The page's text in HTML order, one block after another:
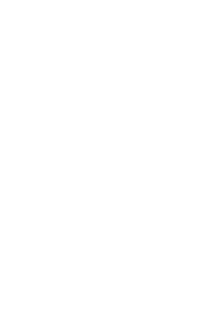
臺灣體育大學 球類
立高雄大學 運動競技
立高雄大學 運動競
高雄師範大學 藝術產
國立屏東科技大學 農
萱 國立屏東科技大學
國立嘉義大學 森林暨自